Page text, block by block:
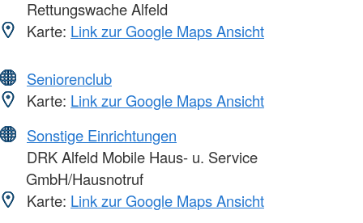
Rettungswache Alfeld
Karte: Link zur Google Maps Ansicht
Seniorenclub
Karte: Link zur Google Maps Ansicht
Sonstige Einrichtungen
DRK Alfeld Mobile Haus- u. Service
GmbH/Hausnotruf
Karte: Link zur Google Maps Ansicht